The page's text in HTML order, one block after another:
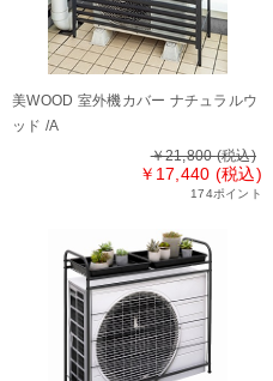
美WOOD 室外機カバー ナチュラルウ
ッド /A
￥21,800(税込)
￥17,440 (税込)
174ポイント